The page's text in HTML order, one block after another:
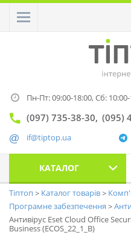
Пн-Пт: 09:00-18:00,Сб:
(097) 735-38-30 (095)
if@tiptop.ua
КАТАЛОГ
Тіптоп Каталог товарів
Програмне забезпечення
Антивірус Eset Cloud Office
Business (ECOS_22_1_B)